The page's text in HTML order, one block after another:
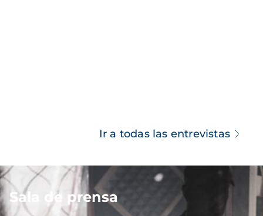
Ir a todas las entrevistas
Imagen
Sala de prensa